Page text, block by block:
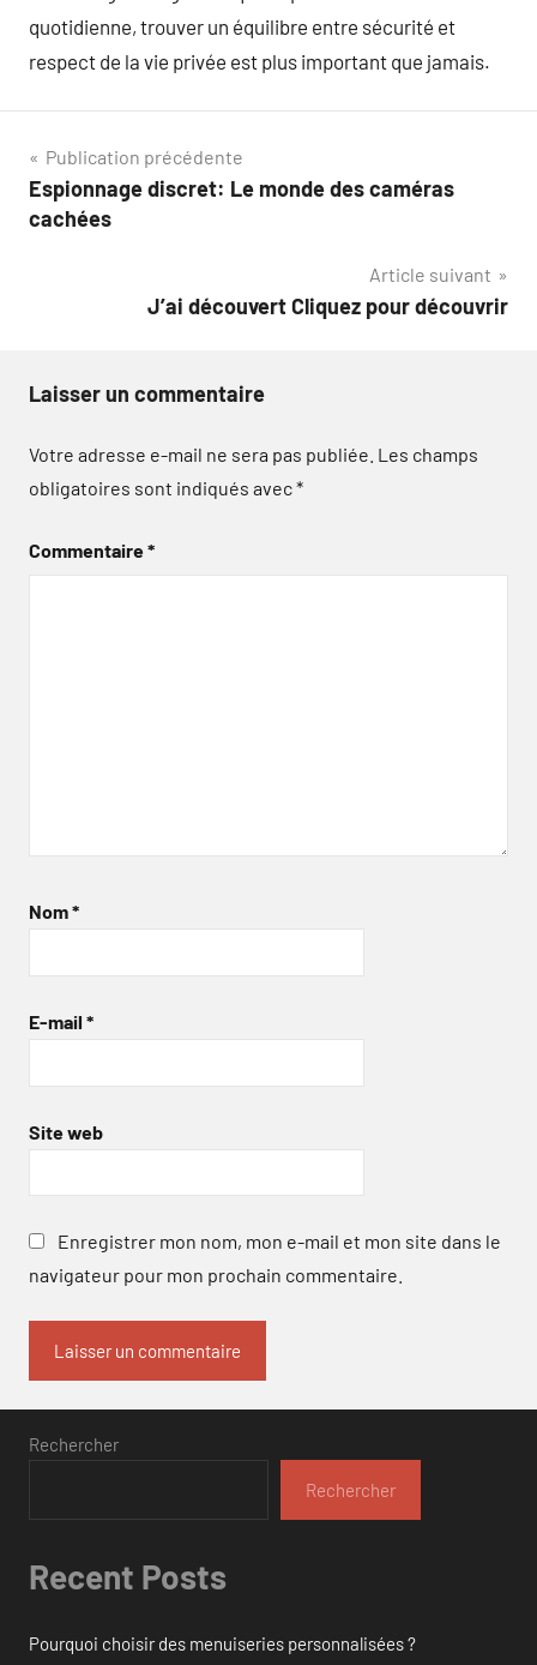
quotidienne, trouver un équilibre entre sécurité et
respect de la vie privée est plus important que jamais.
Navigation
de
Publication précédente
Espionnage discret: Le monde des caméras
cachées
Article suivant
J’ai découvert Cliquez pour découvrir
Laisser un commentaire
Votre adresse e-mail ne sera pas publiée. Les champs
obligatoires sont indiqués avec*
Commentaire*
Nom*
E-mail *
Site web
Enregistrer mon nom, mon e-mail et mon site dans le
navigateur pour mon prochain commentaire.
Rechercher
Rechercher
Recent Posts
Pourquoi choisir des menuiseries personnalisées ?